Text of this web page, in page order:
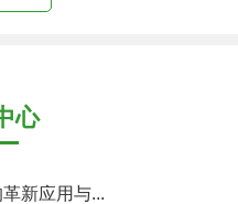
心
新应用与...